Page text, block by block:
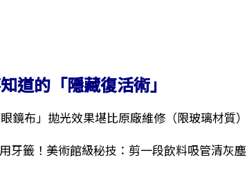
道的「隱藏復活術」
鏡布」拋光效果堪比原廠維修（限玻璃材質）
牙籤！美術館級秘技：剪一段飲料吸管清灰塵